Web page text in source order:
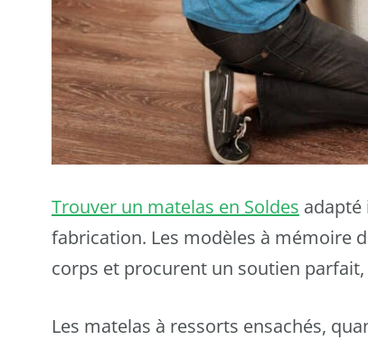
Trouver un matelas en Soldes
fabrication. Les modèles à mémoire
corps et procurent un soutien
Les matelas à ressorts ensachés,